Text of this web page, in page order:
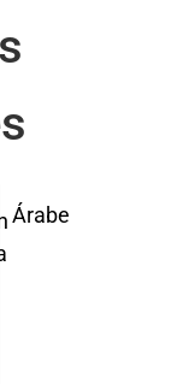
Árabe